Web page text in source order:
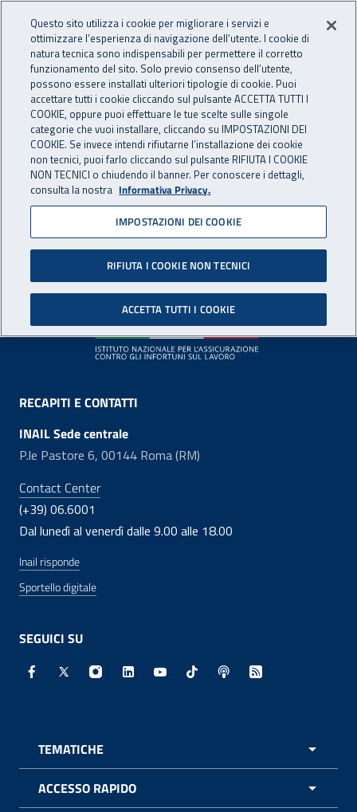
INAIL - Istituto Nazionale
Apri cerca
Navigazione principale
Pagina non disponibile
Il contenuto non è stato trovato. Per continuare la
navigazione è possibile ritornare alla
Footer
RECAPITI E CONTATTI
INAIL Sede centrale
P.le Pastore 6, 00144 Roma (RM)
Contact Center
(+39) 06.6001
Dal lunedì al venerdì dalle 9.00 alle 18.00
Inail risponde
Sportello digitale
SEGUICI SU
Facebook - Sito esterno - Apertura in nuova finestra
X - Sito esterno - Apertura in nuova finestra
Instagram - Sito esterno - Apertura in
Linkedin - Sito esterno - Apertura in
Youtube - Sito esterno -
TikTok - Sito esterno -
Spreaker - Sito
Feed RSS -
TEMATICHE
ACCESSO RAPIDO
Questo sito utilizza i cookie per migliorare i servizi e
ottimizzare l’esperienza di navigazione dell’utente. I cookie di
natura tecnica sono indispensabili per permettere il corretto
funzionamento del sito. Solo previo consenso dell’utente,
possono essere installati ulteriori tipologie di cookie. Puoi
accettare tutti i cookie cliccando sul pulsante ACCETTA TUTTI I
COOKIE, oppure puoi effettuare le tue scelte sulle singole
categorie che vuoi installare, cliccando su IMPOSTAZIONI DEI
COOKIE. Se invece intendi rifiutarne l’installazione dei cookie
non tecnici, puoi farlo cliccando sul pulsante RIFIUTA I COOKIE
NON TECNICI o chiudendo il banner. Per conoscere i dettagli,
consulta la nostra Informativa Privacy.
IMPOSTAZIONI DEI COOKIE
RIFIUTA I COOKIE NON TECNICI
ACCETTA TUTTI I COOKIE